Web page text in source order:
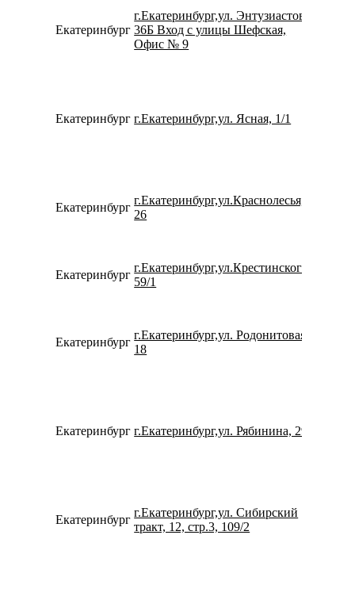
Екатеринбург
г.Екатеринбург,ул. Энтузиастов,
36Б Вход с улицы Шефская,
Офис № 9
Екатеринбург г.Екатеринбург,ул. Ясная, 1/1
Екатеринбург
г.Екатеринбург,ул.Краснолесья,
26
Екатеринбург
г.Екатеринбург,ул.Крестинского,
59/1
Екатеринбург
г.Екатеринбург,ул. Родонитовая,
18
Екатеринбург г.Екатеринбург,ул. Рябинина, 29
Екатеринбург
г.Екатеринбург,ул. Сибирский
тракт, 12, стр.3, 109/2